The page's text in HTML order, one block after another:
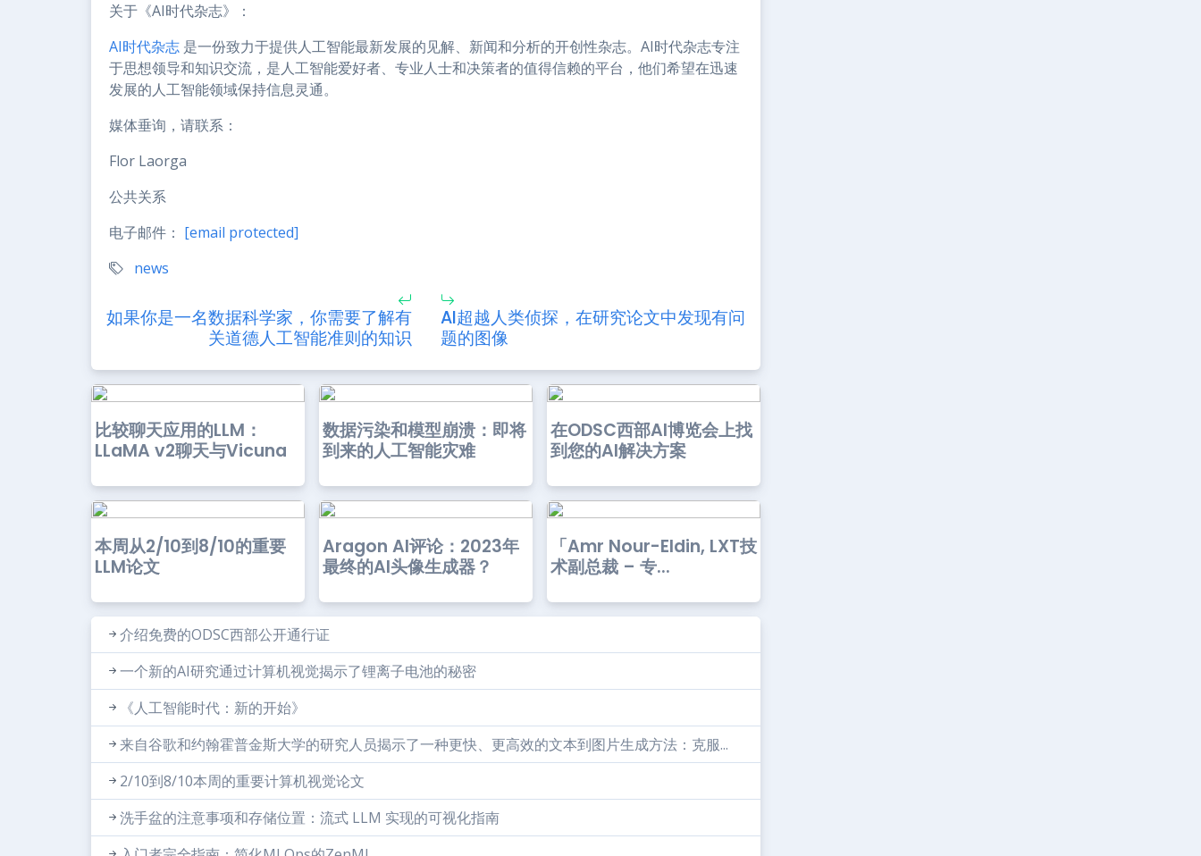
关于《AI时代杂志》：
AI时代杂志 是一份致力于提供人工智能最新发展的见解、新闻和分析的开创性杂志。AI时代杂志专注
于思想领导和知识交流，是人工智能爱好者、专业人士和决策者的值得信赖的平台，他们希望在迅速
发展的人工智能领域保持信息灵通。
媒体垂询，请联系：
Flor Laorga
公共关系
电子邮件： [email protected]
news
如果你是一名数据科学家，你需要了解有
关道德人工智能准则的知识
AI超越人类侦探，在研究论文中发现有问
题的图像
比较聊天应用的LLM：
LLaMA v2聊天与Vicuna
数据污染和模型崩溃：即将
到来的人工智能灾难
在ODSC西部AI博览会上找
到您的AI解决方案
本周从2/10到8/10的重要
LLM论文
Aragon AI评论：2023年
最终的AI头像生成器？
「Amr Nour-Eldin, LXT技
术副总裁 – 专...
介绍免费的ODSC西部公开通行证
一个新的AI研究通过计算机视觉揭示了锂离子电池的秘密
《人工智能时代：新的开始》
来自谷歌和约翰霍普金斯大学的研究人员揭示了一种更快、更高效的文本到图片生成方法：克服...
2/10到8/10本周的重要计算机视觉论文
洗手盆的注意事项和存储位置：流式 LLM 实现的可视化指南